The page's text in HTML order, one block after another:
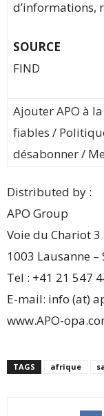
d’informations,
SOURCE
FIND
Ajouter APO à
fiables /
désabonner/
Distributed by :
APO Group
Voie du Chariot 3
1003 Lausanne
Tel : +41 21 547
E-mail: info (at)
www.APO-
TAGS afrique